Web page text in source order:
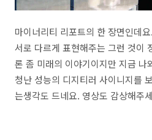
마이너리티 리포트의 한 장면인데
서로 다르게 표현해주는 그런 것이
론 좀 미래의 이야기이지만 지금 나
청난 성능의 디지티러 사이니지를
는생각도 드네요. 영상도 감상해주